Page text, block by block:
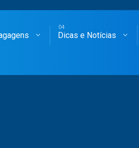
Dicas e Notícias